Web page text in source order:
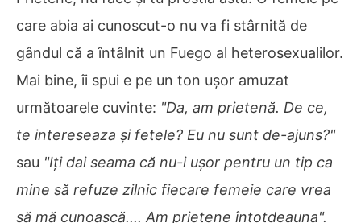
care abia ai cunoscut-o nu va fi stârnită de
gândul că a întâlnit un Fuego al heterosexualilor.
Mai bine, îi spui e pe un ton ușor amuzat
următoarele cuvinte: "Da, am prietenă. De ce,
te intereseaza și fetele? Eu nu sunt de-ajuns?"
sau "Iți dai seama că nu-i ușor pentru un tip ca
mine să refuze zilnic fiecare femeie care vrea
să mă cunoască.... Am prietene întotdeauna".